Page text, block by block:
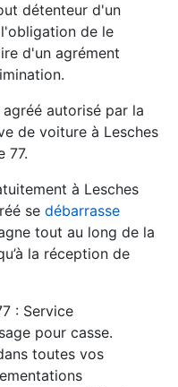
détenteur d'un
de le
d'un agrément
autorisé par la
de voiture à Lesches
77.
à Lesches
se débarrasse
tout au long de la
la réception de
: Service
pour casse.
toutes vos